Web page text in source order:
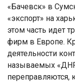
«Бачевск» в
«экспорт» на
этом часть идет
фирм в Европе.
деятельности
называемых
переправляются,